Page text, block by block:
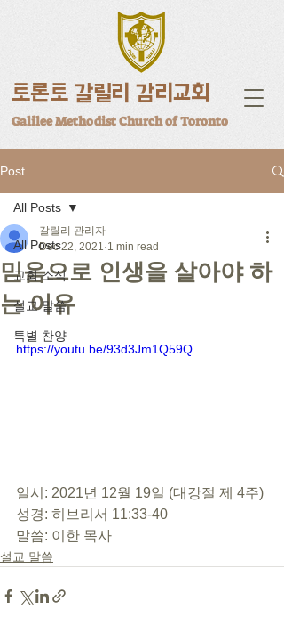
토론토 갈릴리 감리교회
Galilee Methodist Church of Toronto
Post
All Posts
교회 소식
설교 말씀
특별 찬양
All Posts
믿음으로 인생을 살아야 하
는 이유
갈릴리 관리자
Dec 22, 2021 1 min read
https://youtu.be/93d3Jm1Q59Q
일시: 2021년 12월 19일 (대강절 제 4주)
성경: 히브리서 11:33-40
말씀: 이한 목사
설교 말씀